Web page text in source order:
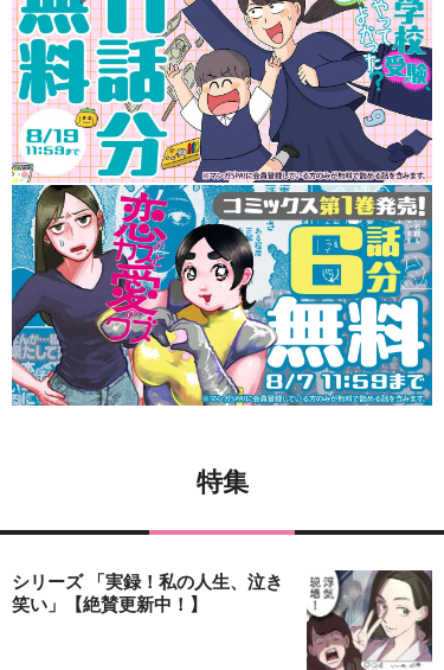
特集
シリーズ 「実録！私の人生、泣き
笑い」【絶賛更新中！】